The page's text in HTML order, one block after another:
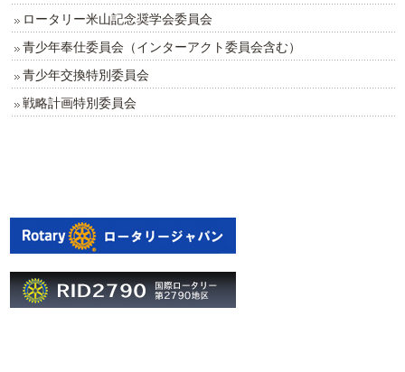
ロータリー米山記念奨学会委員会
青少年奉仕委員会（インターアクト委員会含む）
青少年交換特別委員会
戦略計画特別委員会